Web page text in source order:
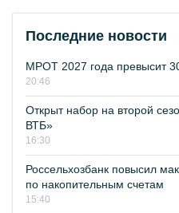
Последние новости
МРОТ 2027 года превысит
20:46
Открыт набор на второй
ВТБ»
16:30
Россельхозбанк повысил
по накопительным счетам
15:40